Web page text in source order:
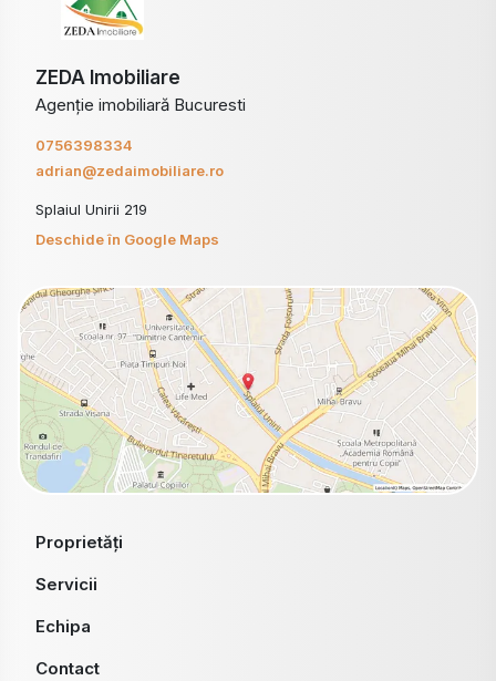
ZEDA Imobiliare
Agenție imobiliară Bucuresti
0756398334
adrian@zedaimobiliare.ro
Splaiul Unirii 219
Deschide în Google Maps
Proprietăți
Servicii
Echipa
Contact